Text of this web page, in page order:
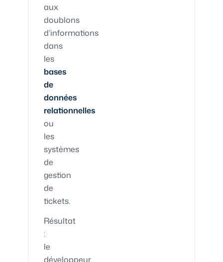
aux
doublons
d’informations
dans
les
bases
de
données
relationnelles
ou
les
systèmes
de
gestion
de
tickets.
Résultat
:
le
développeur